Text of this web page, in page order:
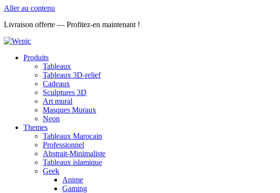
Aller au contenu
Livraison offerte — Profitez-en maintenant !
Produits
Tableaux
Tableaux 3D-relief
Cadeaux
Sculptures 3D
Art mural
Masques Muraux
Neon
Themes
Tableaux Marocain
Professionnel
Abstrait-Minimaliste
Tableaux islamique
Geek
Anime
Gaming